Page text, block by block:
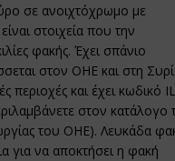
σε ανοιχτόχρωμο με
στοιχεία που την
φακής. Έχει σπάνιο
στον ΟΗΕ και στη
περιοχές και έχει κωδικό
στον κατάλογο
του ΟΗΕ). Λευκάδα
για να αποκτήσει η φακή